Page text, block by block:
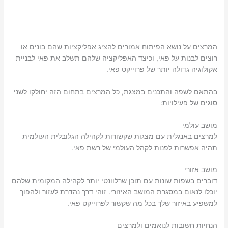
המרצים על נושא הפיתוח אמורים להציג אפליקציות שהם בונים או
רוצים לבנות על פאי, וכיצד האפליקציה שלהם תשלב את פאי לבניית
אקולוגיה גדולה יותר של פרוייקט פאי.
בהתאם לשפה והתכנים במצגת, כל המרצים בתחום הזה יחולקו לשני
סוגים של פעילויות:
מושב עולמי
למרצים באנגלית עם מצגות שקשורות לקהילה הגלובלית העולמית
תהיה אפשרות לפנות לקהל העולמי של רשת פאי.
מושב אזורי
דוברים בשפות שונות עם תוכן שרלוונטי יותר לקהילה המקומית שלהם
יוכלו לנאום במסגרת המושב האיזורי. זוהי דרך נהדרת לעזור ולהפוך
למשפיע באיזור שלך בכל מה שקשור לפרוייקט פאי.
הנחיות חשובות לנואמים ולמרצים